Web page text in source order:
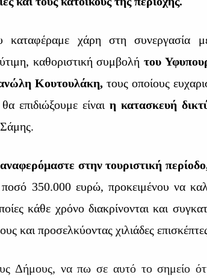
καταφέραμε χάρη στη
καθοριστική συμβολήτου
Κουτουλάκη, τους οποίους
επιδιώξουμε είναι η κατασκευή
στην τουριστική
350.000 ευρώ, προκειμένου να
κάθε χρόνο διακρίνονται και
και προσελκύοντας χιλιάδες
Δήμους, να πω σε αυτό το σημείο